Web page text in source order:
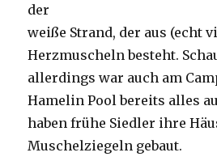
der
weiße Strand, der aus (echt
Herzmuscheln besteht.
allerdings war auch am
Hamelin Pool bereits alles
haben frühe Siedler ihre
Muschelziegeln gebaut.